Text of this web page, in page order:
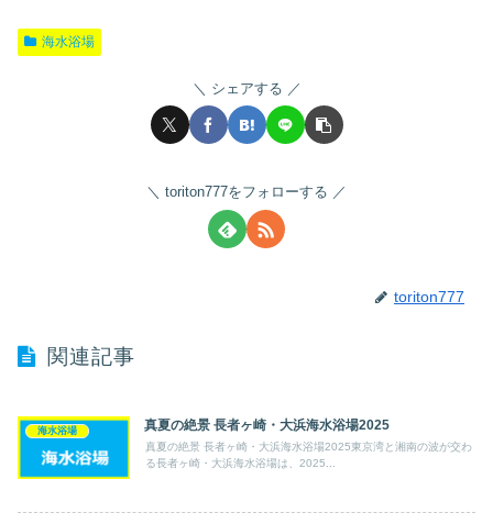
海水浴場
シェアする
toriton777をフォローする
toriton777
関連記事
海水浴場 真夏の絶景 長者ヶ崎・大浜海水浴場2025
真夏の絶景 長者ヶ崎・大浜海水浴場2025東京湾と湘南の波が交わ
る長者ヶ崎・大浜海水浴場は、2025...